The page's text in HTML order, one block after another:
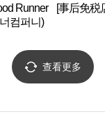
Runner
컴퍼니)
[事后免税
查看更多